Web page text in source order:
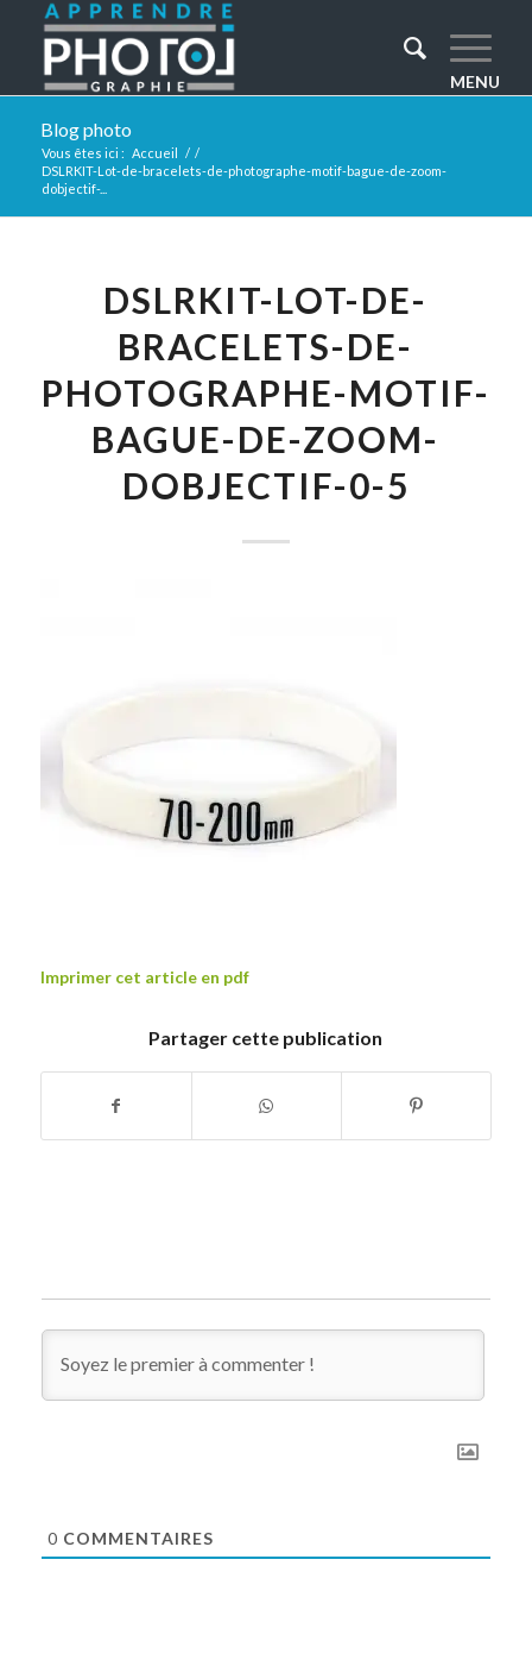
Blog photo
Vous êtes ici : Accueil / /
DSLRKIT-Lot-de-bracelets-de-photographe-motif-bague-de-zoom-
dobjectif-...
DSLRKIT-LOT-DE-
BRACELETS-DE-
PHOTOGRAPHE-MOTIF-
BAGUE-DE-ZOOM-
DOBJECTIF-0-5
Imprimer cet article en pdf
Partager cette publication
0 COMMENTAIRES